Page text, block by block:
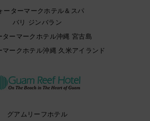
ーターマークホテル＆スパ
バリ ジンバラン
ターマークホテル沖縄 宮古島
マークホテル沖縄 久米アイランド
グアムリーフホテル